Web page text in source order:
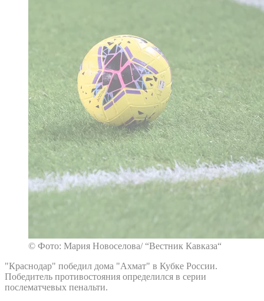
© Фото: Мария Новоселова/ “Вестник Кавказа“
"Краснодар" победил дома "Ахмат" в Кубке России.
Победитель противостояния определился в серии
послематчевых пенальти.